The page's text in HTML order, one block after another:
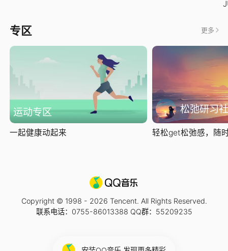
专区 更多
运动专区
一起健康动起来
松弛研习社
轻松get松弛感，随
Copyright © 1998 - 2026 Tencent. All Rights Reserved.
联系电话：0755-86013388 QQ群：55209235